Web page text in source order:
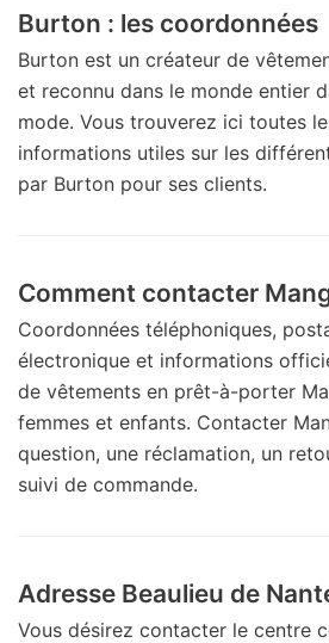
Burton : les coordonnées
Burton est un créateur de
et reconnu dans le monde entier
mode. Vous trouverez ici toutes
informations utiles sur les
par Burton pour ses clients.
Comment contacter
Coordonnées téléphoniques,
électronique et informations
de vêtements en prêt-à-porter
femmes et enfants. Contacter
question, une réclamation, un
suivi de commande.
Adresse Beaulieu de
Vous désirez contacter le centre